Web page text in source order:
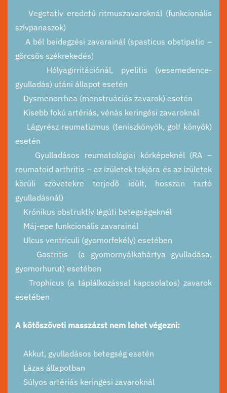
Vegetatív eredetű ritmuszavaroknál (funkcionális
szívpanaszok)
A bél beidegzési zavarainál (spasticus obstipatio –
görcsös székrekedés)
Hólyagirritációnál, pyelitis (vesemedence-
gyulladás) utáni állapot esetén
Dysmenorrhea (menstruációs zavarok) esetén
Kisebb fokú artériás, vénás keringési zavaroknál
Lágyrész reumatizmus (teniszkönyök, golf könyök)
esetén
Gyulladásos reumatológiai kórképeknél (RA –
reumatoid arthritis – az ízületek tokjára és az ízületek
körüli szövetekre terjedő idült, hosszan tartó
gyulladásnál)
Krónikus obstruktív légúti betegségeknél
Máj-epe funkcionális zavarainál
Ulcus ventriculi (gyomorfekély) esetében
Gastritis (a gyomornyálkahártya gyulladása,
gyomorhurut) esetében
Trophicus (a táplálkozással kapcsolatos) zavarok
esetében
A kötőszöveti masszázst nem lehet végezni:
Akkut, gyulladásos betegség esetén
Lázas állapotban
Súlyos artériás keringési zavaroknál